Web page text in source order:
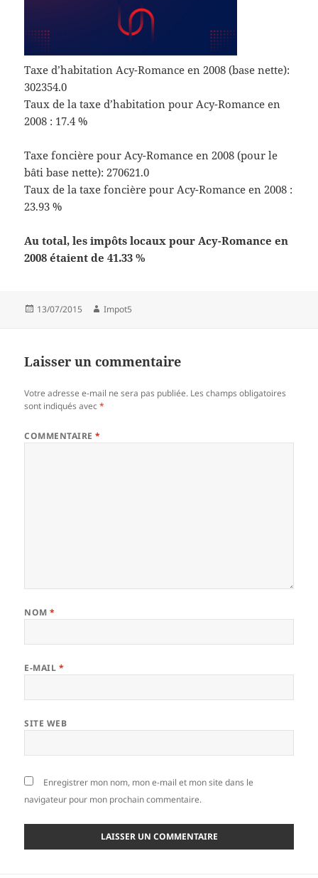
Taxe d’habitation Acy-Romance en 2008 (base nette):
302354.0
Taux de la taxe d’habitation pour Acy-Romance en
2008 : 17.4 %
Taxe foncière pour Acy-Romance en 2008 (pour le
bâti base nette): 270621.0
Taux de la taxe foncière pour Acy-Romance en 2008 :
23.93 %
Au total, les impôts locaux pour Acy-Romance en
2008 étaient de 41.33 %
Publié
13/07/2015 Auteur
Impot5
Laisser un commentaire
Votre adresse e-mail ne sera pas publiée. Les champs obligatoires
sont indiqués avec*
COMMENTAIRE*
NOM*
E-MAIL *
SITE WEB
Enregistrer mon nom, mon e-mail et mon site dans le
navigateur pour mon prochain commentaire.